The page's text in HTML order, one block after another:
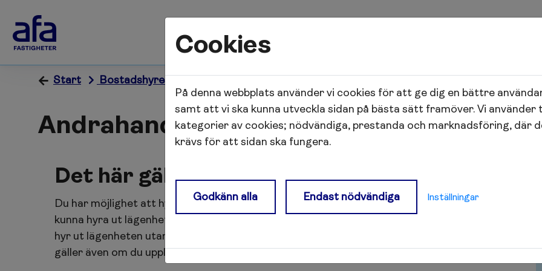
Start Bostadshyresgäst
Andrahandsuthyrning
Det här gäller vid andrahandsuthyrning
Du har möjlighet att hyra ut din lägenhet i andra hand om du har beaktansvärda skäl. För att
kunna hyra ut lägenheten i andra hand krävs att du har tillstånd av hyresvärden innan. Om du
hyr ut lägenheten utan att först inhämta tillstånd riskerar du att förlora din hyresrätt. Det
gäller även om du upplåter lägenheten utan att ta ut hyra (lånar ut den).
Cookies
På denna webbplats använder vi cookies för att ge dig en bättre
samt att vi ska kunna utveckla sidan på bästa sätt framöver. Vi använder
kategorier av cookies; nödvändiga, prestanda och marknadsföring, där
krävs för att sidan ska fungera.
Godkänn alla Endast nödvändiga Inställningar